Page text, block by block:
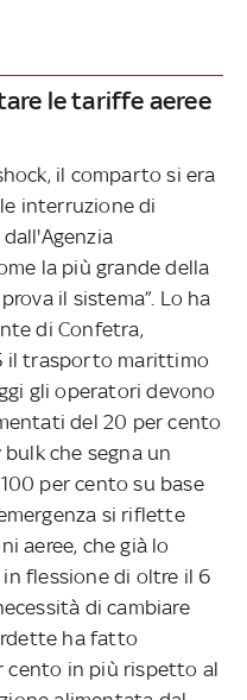
le tariffe aeree
il comparto si era
interruzione di
la più grande della
il sistema”. Lo ha
di Confetra,
il trasporto marittimo
gli operatori devono
del 20 per cento
che segna un
per cento su base
si riflette
aeree, che già lo
flessione di oltre il 6
di cambiare
ha fatto
cento in più rispetto al